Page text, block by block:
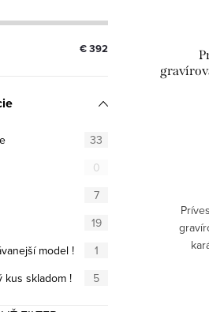
€392
33
0
7
19
model !
1
kus skladom !
5